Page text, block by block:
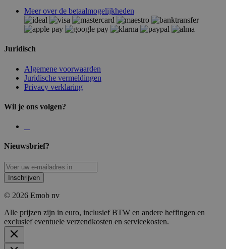
Meer over de betaalmogelijkheden
Juridisch
Algemene voorwaarden
Juridische vermeldingen
Privacy verklaring
Wil je ons volgen?
Nieuwsbrief?
Inschrijven
© 2026 Emob nv
Alle prijzen zijn in euro, inclusief BTW en andere heffingen en
exclusief eventuele verzendkosten en servicekosten.